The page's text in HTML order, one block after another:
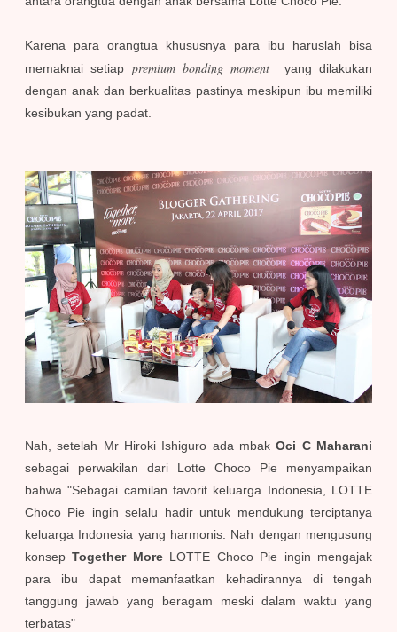
Karena para orangtua khususnya para ibu haruslah bisa
memaknai setiap premium bonding moment
yang dilakukan
dengan anak dan berkualitas pastinya meskipun ibu memiliki
kesibukan yang padat.
Nah, setelah Mr Hiroki Ishiguro ada mbakOci C Maharani
sebagai perwakilan dari Lotte Choco Pie menyampaikan
bahwa "Sebagai camilan favorit keluarga Indonesia, LOTTE
Choco Pie ingin selalu hadir untuk mendukung terciptanya
keluarga Indonesia yang harmonis. Nah dengan mengusung
konsepTogether More LOTTE Choco Pie ingin mengajak
para ibu dapat memanfaatkan kehadirannya di tengah
tanggung jawab yang beragam meski dalam waktu yang
terbatas"